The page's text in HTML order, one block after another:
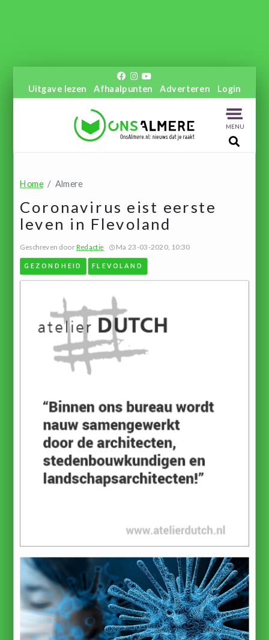
Uitgave lezen Afhaalpunten Adverteren Login
MENU
Home Almere
Coronavirus eist eerste
leven in Flevoland
Geschreven doorRedactie Ma 23-03-2020, 10:30
GEZONDHEID FLEVOLAND